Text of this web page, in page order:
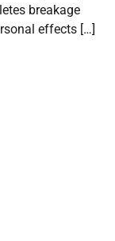
breakage
effects […]